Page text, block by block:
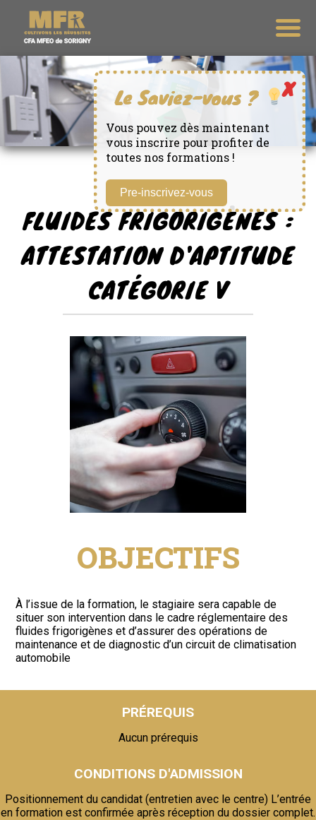
FLUIDES FRIGORIGÈNES :
ATTESTATION D'APTITUDE
CATÉGORIE V
OBJECTIFS
À l’issue de la formation, le stagiaire sera capable de
situer son intervention dans le cadre réglementaire des
fluides frigorigènes et d’assurer des opérations de
maintenance et de diagnostic d’un circuit de climatisation
automobile
PRÉREQUIS
Aucun prérequis
CONDITIONS D'ADMISSION
Positionnement du candidat (entretien avec le centre) L’entrée
en formation est confirmée après réception du dossier complet.
Vous pouvez dès maintenant
vous inscrire pour profiter de
toutes nos formations !
Pre-inscrivez-vous